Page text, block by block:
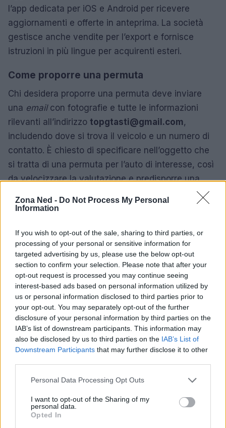
Zona Ned - Do Not Process My Personal
Information
If you wish to opt-out of the sale, sharing to third parties, or
processing of your personal or sensitive information for
targeted advertising by us, please use the below opt-out
section to confirm your selection. Please note that after your
opt-out request is processed you may continue seeing
interest-based ads based on personal information utilized by
us or personal information disclosed to third parties prior to
your opt-out. You may separately opt-out of the further
disclosure of your personal information by third parties on the
IAB’s list of downstream participants. This information may
also be disclosed by us to third parties on the IAB’s List of
Downstream Participants that may further disclose it to other
Please note that this website/app uses one or more Google
not limited to your visit or usage behaviour. You may click to
grant or deny consent to Google and its third-party tags to
use your data for below specified purposes in below Google
Personal Data Processing Opt Outs
I want to opt-out of the Sharing of my
personal data.
Opted In
l’app dedicata per iOS e Android per ricevere
aggiornamenti e offerte in anteprima. La società
gestisce anche vendite per l’export e fornisce
istruzioni in più lingue per acquirenti esteri.
Come proporre una permuta
Chi desidera proporre una permuta deve inviare
una emailcon fotografie e tutte le informazioni
rilevanti all’indirizzo topgtasti@gmail.com,
includendo dove si trova il veicolo e un numero di
contatto. È chiesto di specificare nell’oggetto che
si tratta di una permuta per l’auto di interesse, così
da velocizzare la valutazione e predisporre una
TOP GT ASTI offre servizi come
acquisto
immediato,assistenza alla venditae
finanziamenti, ma precisa che le informazioni
tecniche e i documenti relativi al veicolo possono
contenere inesattezze e che la descrizione ha
valore puramente indicativo. La società dichiara di
non assumersi responsabilità per eventuali
mancanze o differenze rispetto alle specifiche
originali di produzione e omologazione: è quindi
responsabilità dell’acquirente effettuare le verifiche
necessarie prima dell’acquisto.
In sintesi, questaVolkswagen T‑Roc 1.0 TSI Sport
è una proposta completa per chi cerca un SUV